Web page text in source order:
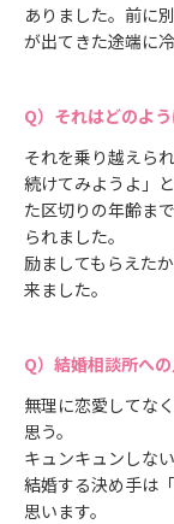
ありました。前に
が出てきた途端に
それはどのよ
それを乗り越えら
続けてみようよ」
た区切りの年齢ま
られました。
励ましてもらえた
来ました。
結婚相談所へ
無理に恋愛してな
思う。
キュンキュンしな
結婚する決め手は
思います。